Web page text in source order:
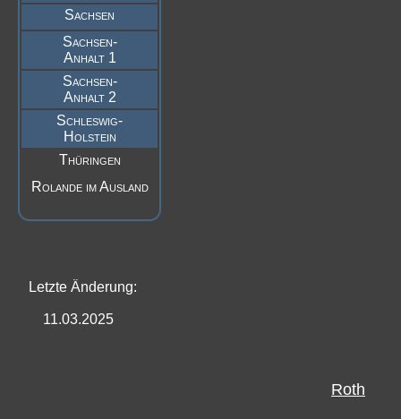
Sachsen
Sachsen-
Anhalt 1
Sachsen-
Anhalt 2
Schleswig-
Holstein
Thüringen
Rolande im Ausland
Letzte Änderung:
11.03.2025
Roth